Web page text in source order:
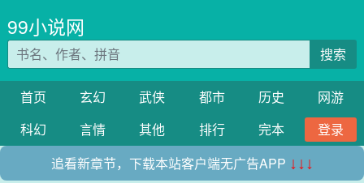
99小说网
搜索
首页 玄幻 武侠 都市 历史
网游
科幻
言情 其他 排行 完本
登录
追看新章节，下载本站客户端无广告APP ↓↓↓